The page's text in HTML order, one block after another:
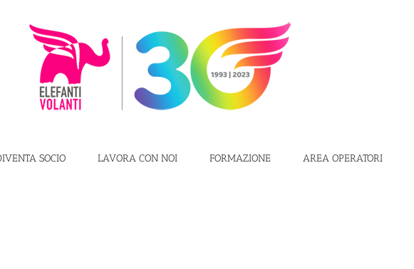
SOCIO LAVORA CON NOI FORMAZIONE AREA OPERATORI